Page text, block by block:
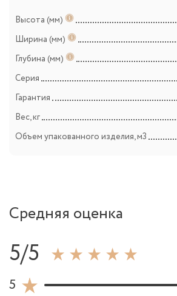
Высота (мм)
Ширина (мм)
Глубина (мм)
Серия
Гарантия
Вес, кг
Объем упакованного изделия, м3
Средняя оценка
5/5
5